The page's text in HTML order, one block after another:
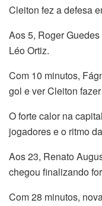
Cleiton fez a defesa
Aos 5, Roger
Léo Ortiz.
Com 10 minutos,
gol e ver Cleiton
O forte calor na
jogadores e o ritmo
Aos 23, Renato
chegou finalizando
Com 28 minutos,